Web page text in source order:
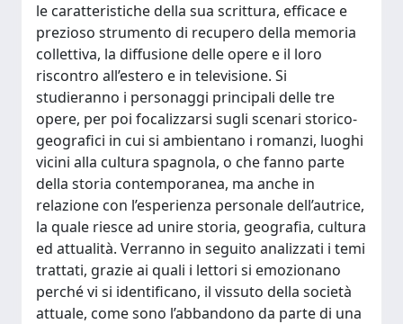
le caratteristiche della sua scrittura, efficace e
prezioso strumento di recupero della memoria
collettiva, la diffusione delle opere e il loro
riscontro all’estero e in televisione. Si
studieranno i personaggi principali delle tre
opere, per poi focalizzarsi sugli scenari storico-
geografici in cui si ambientano i romanzi, luoghi
vicini alla cultura spagnola, o che fanno parte
della storia contemporanea, ma anche in
relazione con l’esperienza personale dell’autrice,
la quale riesce ad unire storia, geografia, cultura
ed attualità. Verranno in seguito analizzati i temi
trattati, grazie ai quali i lettori si emozionano
perché vi si identificano, il vissuto della società
attuale, come sono l’abbandono da parte di una